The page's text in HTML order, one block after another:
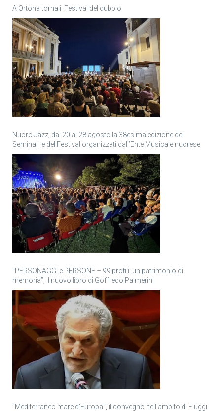
A Ortona torna il Festival del dubbio
Nuoro Jazz, dal 20 al 28 agosto la 38esima edizione dei
Seminari e del Festival organizzati dall’Ente Musicale nuorese
“PERSONAGGI e PERSONE – 99 profili, un patrimonio di
memoria”, il nuovo libro di Goffredo Palmerini
“Mediterraneo mare d’Europa”, il convegno nell’ambito di Fiuggi